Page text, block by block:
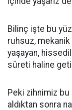
​Bilinç işte bu
ruhsuz, mekanik
yaşayan,
sûreti haline
​Peki zihnimiz
aldıktan sonra